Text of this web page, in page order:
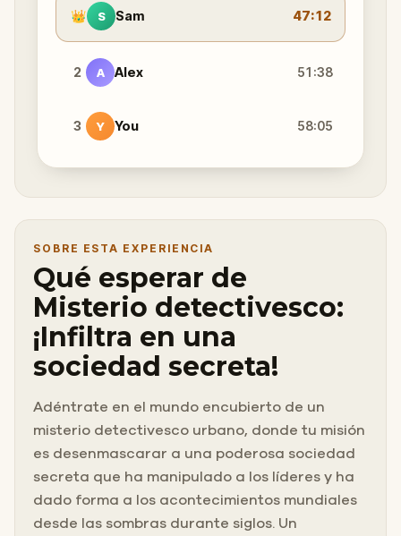
👑 S Sam 47:12
2 A Alex 51:38
3 Y You 58:05
SOBRE ESTA EXPERIENCIA
Qué esperar de
Misterio detectivesco:
¡Infiltra en una
sociedad secreta!
Adéntrate en el mundo encubierto de un
misterio detectivesco urbano, donde tu misión
es desenmascarar a una poderosa sociedad
secreta que ha manipulado a los líderes y ha
dado forma a los acontecimientos mundiales
desde las sombras durante siglos. Un